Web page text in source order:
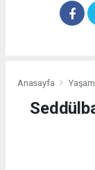
Anasayfa Yaşam